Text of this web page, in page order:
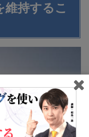
維持するこ